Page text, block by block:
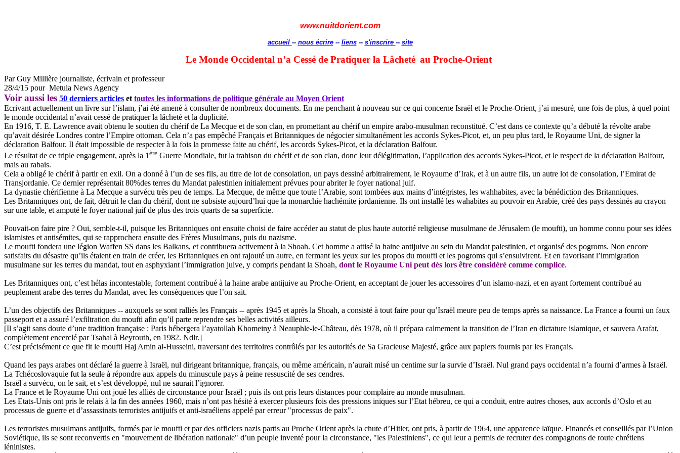
www.nuitdorient.com
accueil -- nous écrire-- liens-- s'inscrire -- site
Le Monde Occidental n’a Cessé de Pratiquer la Lâcheté au Proche-Orient
Par Guy Millière journaliste, écrivain et professeur
28/4/15 pour Metula News Agency
Voir aussi les 50 derniers articles et toutes les informations de politique générale au Moyen Orient
Ecrivant actuellement un livre sur l’islam, j’ai été amené à consulter de nombreux documents. En me penchant à nouveau sur ce qui concerne Israël et le Proche-Orient, j’ai mesuré, une fois de plus, à quel point
le monde occidental n’avait cessé de pratiquer la lâcheté et la duplicité.
En 1916, T. E. Lawrence avait obtenu le soutien du chérif de La Mecque et de son clan, en promettant au chérif un empire arabo-musulman reconstitué. C’est dans ce contexte qu’a débuté la révolte arabe
qu’avait désirée Londres contre l’Empire ottoman. Cela n’a pas empêché Français et Britanniques de négocier simultanément les accords Sykes-Picot, et, un peu plus tard, le Royaume Uni, de signer la
déclaration Balfour. Il était impossible de respecter à la fois la promesse faite au chérif, les accords Sykes-Picot, et la déclaration Balfour.
Le résultat de ce triple engagement, après la 1 ère Guerre Mondiale, fut la trahison du chérif et de son clan, donc leur délégitimation, l’application des accords Sykes-Picot, et le respect de la déclaration Balfour,
mais au rabais.
Cela a obligé le chérif à partir en exil. On a donné à l’un de ses fils, au titre de lot de consolation, un pays dessiné arbitrairement, le Royaume d’Irak, et à un autre fils, un autre lot de consolation, l’Emirat de
Transjordanie. Ce dernier représentait 80%des terres du Mandat palestinien initialement prévues pour abriter le foyer national juif.
La dynastie chérifienne à La Mecque a survécu très peu de temps. La Mecque, de même que toute l’Arabie, sont tombées aux mains d’intégristes, les wahhabites, avec la bénédiction des Britanniques.
Les Britanniques ont, de fait, détruit le clan du chérif, dont ne subsiste aujourd’hui que la monarchie hachémite jordanienne. Ils ont installé les wahabites au pouvoir en Arabie, créé des pays dessinés au crayon
sur une table, et amputé le foyer national juif de plus des trois quarts de sa superficie.
Pouvait-on faire pire ? Oui, semble-t-il, puisque les Britanniques ont ensuite choisi de faire accéder au statut de plus haute autorité religieuse musulmane de Jérusalem (le moufti), un homme connu pour ses idées
islamistes et antisémites, qui se rapprochera ensuite des Frères Musulmans, puis du nazisme.
Le moufti fondera une légion Waffen SS dans les Balkans, et contribuera activement à la Shoah. Cet homme a attisé la haine antijuive au sein du Mandat palestinien, et organisé des pogroms. Non encore
satisfaits du désastre qu’ils étaient en train de créer, les Britanniques en ont rajouté un autre, en fermant les yeux sur les propos du moufti et les pogroms qui s’ensuivirent. Et en favorisant l’immigration
musulmane sur les terres du mandat, tout en asphyxiant l’immigration juive, y compris pendant la Shoah, dont le Royaume Uni peut dès lors être considéré comme complice.
Les Britanniques ont, c’est hélas incontestable, fortement contribué à la haine arabe antijuive au Proche-Orient, en acceptant de jouer les accessoires d’un islamo-nazi, et en ayant fortement contribué au
peuplement arabe des terres du Mandat, avec les conséquences que l’on sait.
L’un des objectifs des Britanniques -- auxquels se sont ralliés les Français -- après 1945 et après la Shoah, a consisté à tout faire pour qu’Israël meure peu de temps après sa naissance. La France a fourni un faux
passeport et a assuré l’exfiltration du moufti afin qu’il parte reprendre ses belles activités ailleurs.
[Il s’agit sans doute d’une tradition française : Paris hébergera l’ayatollah Khomeiny à Neauphle-le-Château, dès 1978, où il prépara calmement la transition de l’Iran en dictature islamique, et sauvera Arafat,
complètement encerclé par Tsahal à Beyrouth, en 1982. Ndlr.]
C’est précisément ce que fit le moufti Haj Amin al-Husseini, traversant des territoires contrôlés par les autorités de Sa Gracieuse Majesté, grâce aux papiers fournis par les Français.
Quand les pays arabes ont déclaré la guerre à Israël, nul dirigeant britannique, français, ou même américain, n’aurait misé un centime sur la survie d’Israël. Nul grand pays occidental n’a fourni d’armes à Israël.
La Tchécoslovaquie fut la seule à répondre aux appels du minuscule pays à peine ressuscité de ses cendres.
Israël a survécu, on le sait, et s’est développé, nul ne saurait l’ignorer.
La France et le Royaume Uni ont joué les alliés de circonstance pour Israël ; puis ils ont pris leurs distances pour complaire au monde musulman.
Les Etats-Unis ont pris le relais à la fin des années 1960, mais n’ont pas hésité à exercer plusieurs fois des pressions iniques sur l’Etat hébreu, ce qui a conduit, entre autres choses, aux accords d’Oslo et au
processus de guerre et d’assassinats terroristes antijuifs et anti-israéliens appelé par erreur "processus de paix".
Les terroristes musulmans antijuifs, formés par le moufti et par des officiers nazis partis au Proche Orient après la chute d’Hitler, ont pris, à partir de 1964, une apparence laïque. Financés et conseillés par l’Union
Soviétique, ils se sont reconvertis en "mouvement de libération nationale" d’un peuple inventé pour la circonstance, "les Palestiniens", ce qui leur a permis de recruter des compagnons de route chrétiens
léninistes.